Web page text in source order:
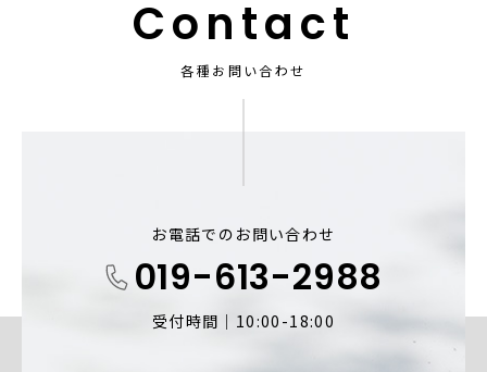
Contact
各種お問い合わせ
お電話でのお問い合わせ
019-613-2988
受付時間｜10:00-18:00